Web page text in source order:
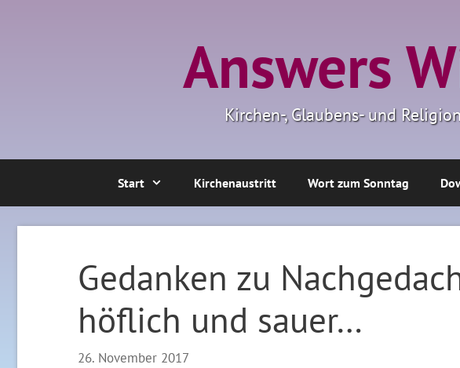
Answers
Kirchen-, Glaubens- und
Start Kirchenaustritt Wort zum Sonntag
Gedanken zu
höflich und sauer…
26. November 2017